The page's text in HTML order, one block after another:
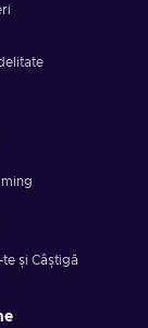
și Câștigă